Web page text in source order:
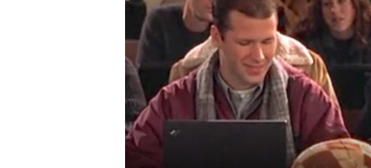
Videó
REFRESHER
Médiaajánlat Impresszum